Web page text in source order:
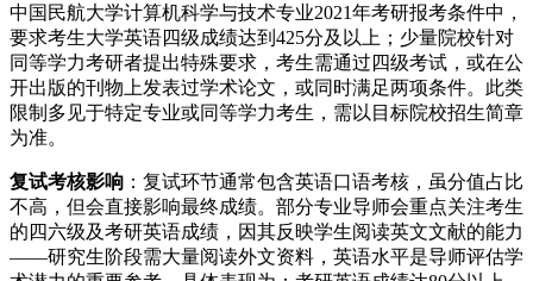
中国民航大学计算机科学与技术专业2021年考研报考条件中，
要求考生大学英语四级成绩达到425分及以上；少量院校针对
同等学力考研者提出特殊要求，考生需通过四级考试，或在公
开出版的刊物上发表过学术论文，或同时满足两项条件。此类
限制多见于特定专业或同等学力考生，需以目标院校招生简章
为准。
复试考核影响 ：复试环节通常包含英语口语考核，虽分值占比
不高，但会直接影响最终成绩。部分专业导师会重点关注考生
的四六级及考研英语成绩，因其反映学生阅读英文文献的能力
——研究生阶段需大量阅读外文资料，英语水平是导师评估学